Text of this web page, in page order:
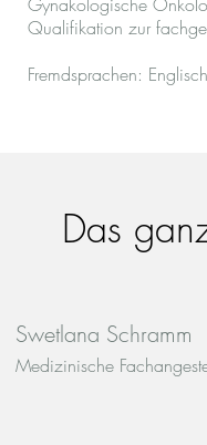
Qualifikation zur
Fremdsprachen:
Das
Swetlana Schramm
Medizinische